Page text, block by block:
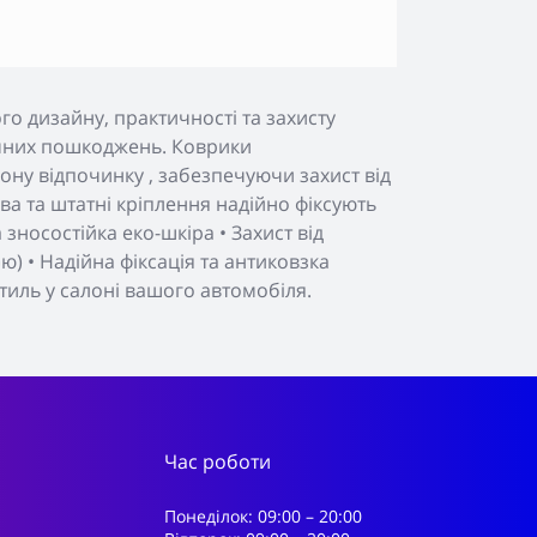
дизайну, практичності та захисту
пошкоджень. Коврики
відпочинку , забезпечуючи захист від
штатні кріплення надійно фіксують
еко-шкіра • Захист від
Надійна фіксація та антиковзка
у салоні вашого автомобіля.
Час роботи
Понеділок: 09:00 – 20:00